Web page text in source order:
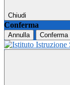
Chiudi
Conferma
Annulla Conferma